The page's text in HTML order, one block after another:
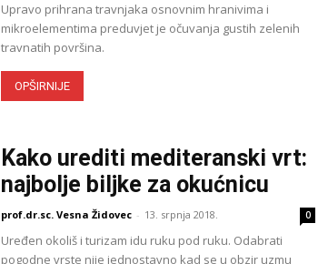
Upravo prihrana travnjaka osnovnim hranivima i
mikroelementima preduvjet je očuvanja gustih zelenih
travnatih površina.
OPŠIRNIJE
Kako urediti mediteranski vrt:
najbolje biljke za okućnicu
prof.dr.sc. Vesna Židovec - 13. srpnja 2018. 0
Uređen okoliš i turizam idu ruku pod ruku. Odabrati
pogodne vrste nije jednostavno kad se u obzir uzmu